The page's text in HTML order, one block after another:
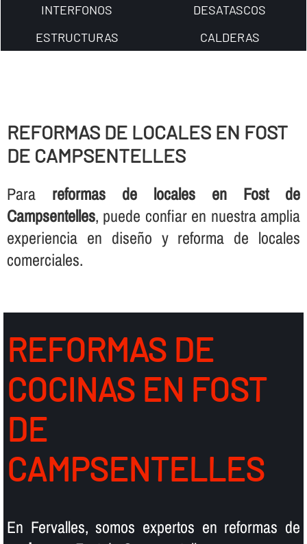
INTERFONOS
DESATASCOS
ESTRUCTURAS
CALDERAS
REFORMAS DE LOCALES EN FOST
DE CAMPSENTELLES
Para reformas de locales en Fost de
Campsentelles, puede confiar en nuestra amplia
experiencia en diseño y reforma de locales
comerciales.
REFORMAS DE
COCINAS EN FOST
DE
CAMPSENTELLES
En Fervalles, somos expertos en reformas de